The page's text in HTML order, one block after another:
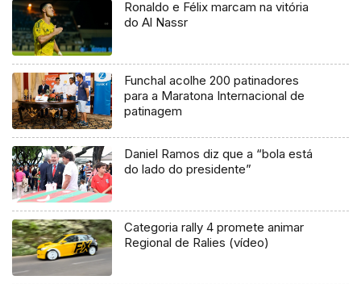
Ronaldo e Félix marcam na vitória
do Al Nassr
Funchal acolhe 200 patinadores
para a Maratona Internacional de
patinagem
Daniel Ramos diz que a “bola está
do lado do presidente”
Categoria rally 4 promete animar
Regional de Ralies (vídeo)